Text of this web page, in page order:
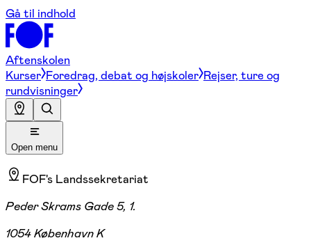
Gå til indhold
Aftenskolen
Kurser Foredrag, debat og højskoler Rejser, ture og
rundvisninger
Open menu
FOF's Landssekretariat
Peder Skrams Gade 5, 1.
1054 København K